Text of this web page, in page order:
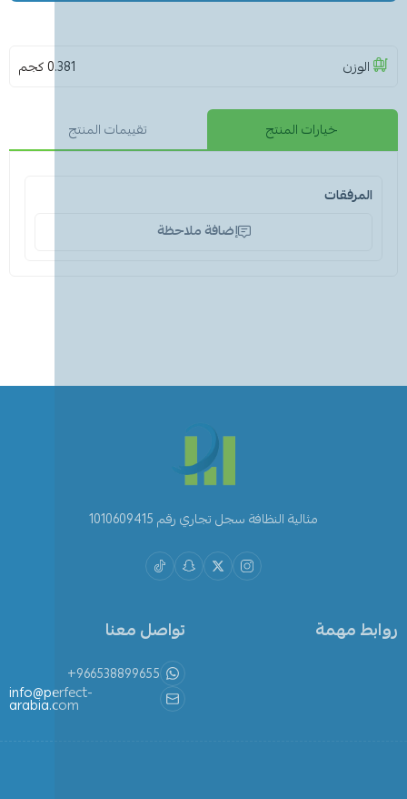
الوزن 0.381 كجم
خيارات المنتج تقييمات المنتج
المرفقات
إضافة ملاحظة
مثالية النظافة سجل تجاري رقم 1010609415
روابط مهمة تواصل معنا
+966538899655
info@perfect-
arabia.com